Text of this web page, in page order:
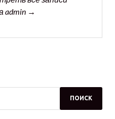
admin →